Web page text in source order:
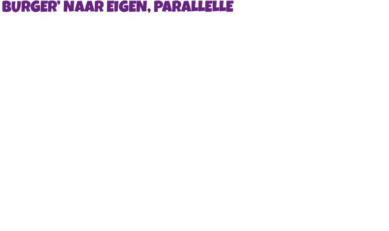
NAAR EIGEN, PARALLELLE